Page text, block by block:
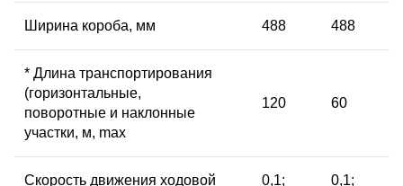
Ширина короба, мм 488 488
* Длина транспортирования
(горизонтальные,
поворотные и наклонные
участки, м, max
120 60
Скорость движения ходовой 0,1; 0,1;